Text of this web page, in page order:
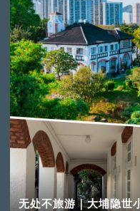
无处不旅游｜大埔隐世